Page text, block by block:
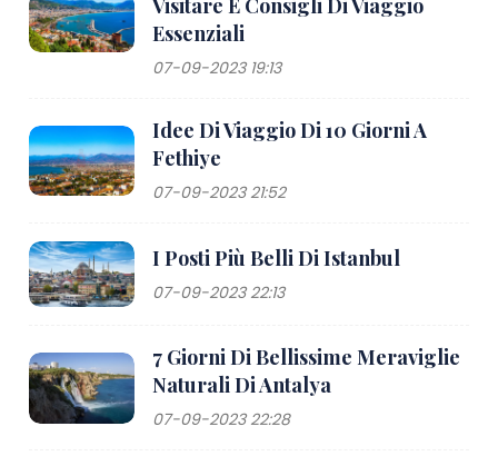
Visitare E Consigli Di Viaggio
Essenziali
07-09-2023 19:13
Idee Di Viaggio Di 10 Giorni A
Fethiye
07-09-2023 21:52
I Posti Più Belli Di Istanbul
07-09-2023 22:13
7 Giorni Di Bellissime Meraviglie
Naturali Di Antalya
07-09-2023 22:28